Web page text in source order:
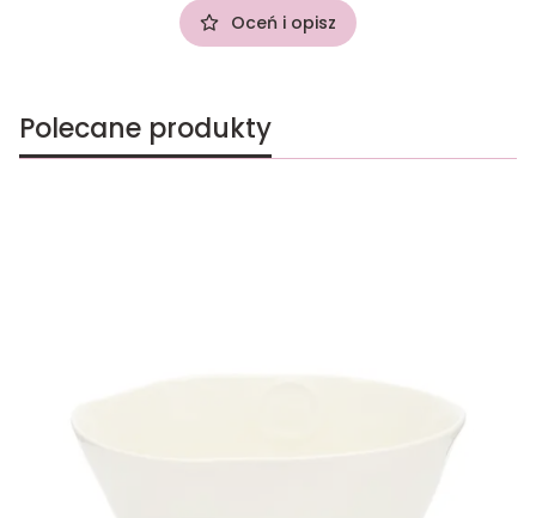
Oceń i opisz
Polecane produkty